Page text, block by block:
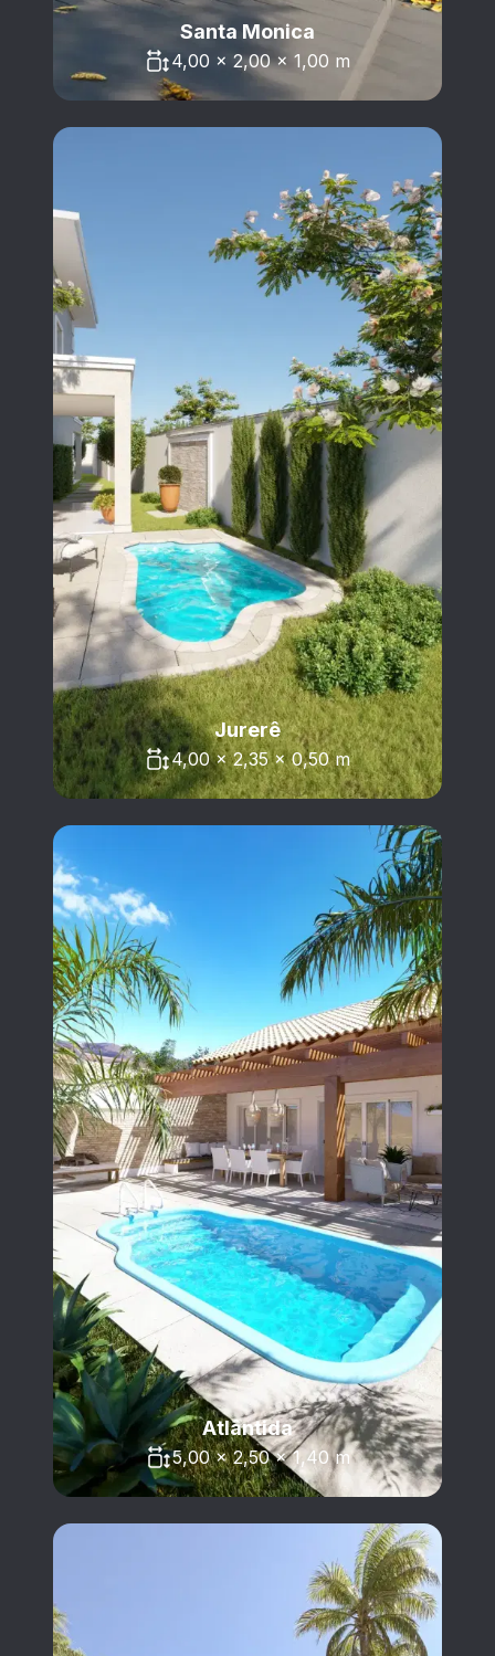
Santa Monica
4,00 x 2,00 x 1,00 m
Jurerê
4,00 x 2,35 x 0,50 m
Atlântida
5,00 x 2,50 x 1,40 m